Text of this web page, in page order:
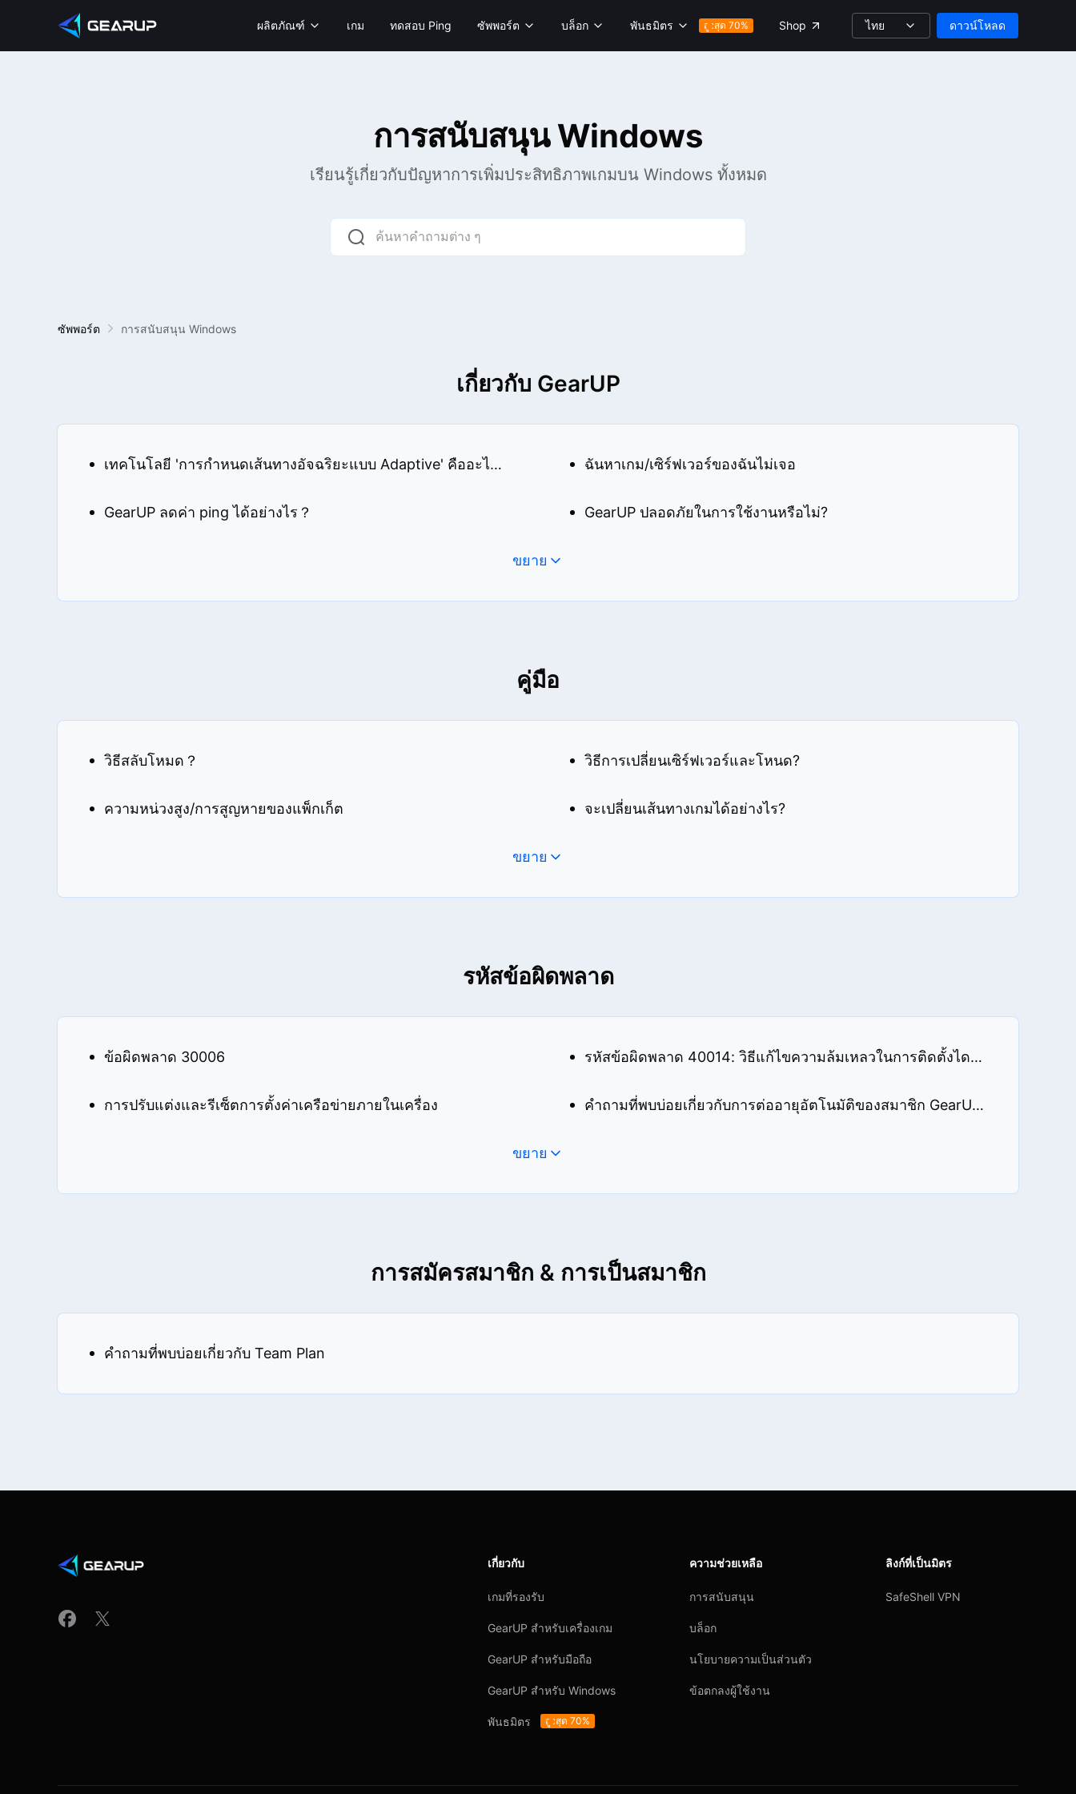
ผลิตภัณฑ์ เกม ทดสอบ Ping ซัพพอร์ต บล็อก พันธมิตร สูงสุด 70% Shop ไทย ดาวน์โหลด
การสนับสนุน Windows
เรียนรู้เกี่ยวกับปัญหาการเพิ่มประสิทธิภาพเกมบน Windows ทั้งหมด
ซัพพอร์ต การสนับสนุน Windows
เกี่ยวกับ GearUP
เทคโนโลยี 'การกำหนดเส้นทางอัจฉริยะแบบ Adaptive' คืออะไร？ ฉันหาเกม/เซิร์ฟเวอร์ของฉันไม่เจอ
GearUP ลดค่า ping ได้อย่างไร？ GearUP ปลอดภัยในการใช้งานหรือไม่?
ขยาย
คู่มือ
วิธีสลับโหมด？ วิธีการเปลี่ยนเซิร์ฟเวอร์และโหนด?
ความหน่วงสูง/การสูญหายของแพ็กเก็ต จะเปลี่ยนเส้นทางเกมได้อย่างไร?
ขยาย
รหัสข้อผิดพลาด
ข้อผิดพลาด 30006 รหัสข้อผิดพลาด 40014: วิธีแก้ไขความล้มเหลวในการติดตั้งไดรเวอร์ NF
การปรับแต่งและรีเซ็ตการตั้งค่าเครือข่ายภายในเครื่อง คำถามที่พบบ่อยเกี่ยวกับการต่ออายุอัตโนมัติของสมาชิก GearUP PC
ขยาย
การสมัครสมาชิก & การเป็นสมาชิก
คำถามที่พบบ่อยเกี่ยวกับ Team Plan
เกี่ยวกับ
เกมที่รองรับ
GearUP สำหรับเครื่องเกม
GearUP สำหรับมือถือ
GearUP สำหรับ Windows
พันธมิตร สูงสุด 70%
ความช่วยเหลือ
การสนับสนุน
บล็อก
นโยบายความเป็นส่วนตัว
ข้อตกลงผู้ใช้งาน
ลิงก์ที่เป็นมิตร
SafeShell VPN